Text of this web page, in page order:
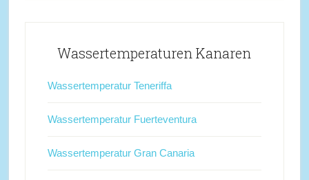
Wassertemperaturen Kanaren
Wassertemperatur Teneriffa
Wassertemperatur Fuerteventura
Wassertemperatur Gran Canaria